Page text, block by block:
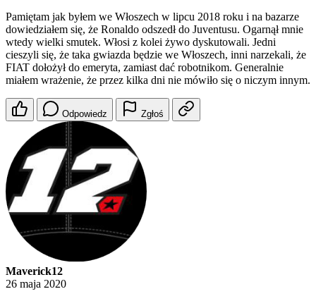
Pamiętam jak byłem we Włoszech w lipcu 2018 roku i na bazarze
dowiedziałem się, że Ronaldo odszedł do Juventusu. Ogarnął mnie
wtedy wielki smutek. Włosi z kolei żywo dyskutowali. Jedni
cieszyli się, że taka gwiazda będzie we Włoszech, inni narzekali, że
FIAT dołożył do emeryta, zamiast dać robotnikom. Generalnie
miałem wrażenie, że przez kilka dni nie mówiło się o niczym innym.
Odpowiedz Zgłoś
Maverick12
26 maja 2020